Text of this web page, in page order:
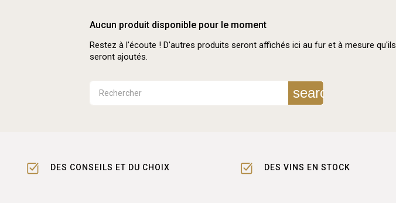
Aucun produit disponible pour le moment
Restez à l'écoute ! D'autres produits seront affichés ici au fur et à mesure qu'ils
seront ajoutés.
search
DES CONSEILS ET DU CHOIX DES VINS EN STOCK